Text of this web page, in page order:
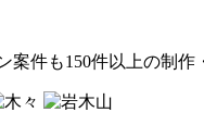
件も150件以上の制